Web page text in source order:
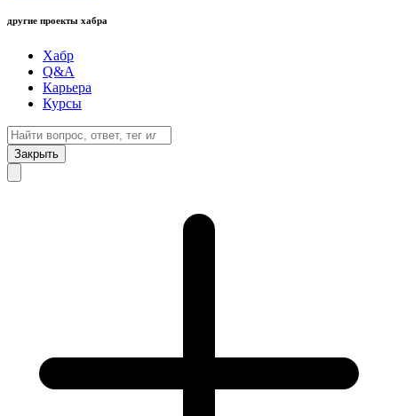
другие проекты хабра
Хабр
Q&A
Карьера
Курсы
Закрыть